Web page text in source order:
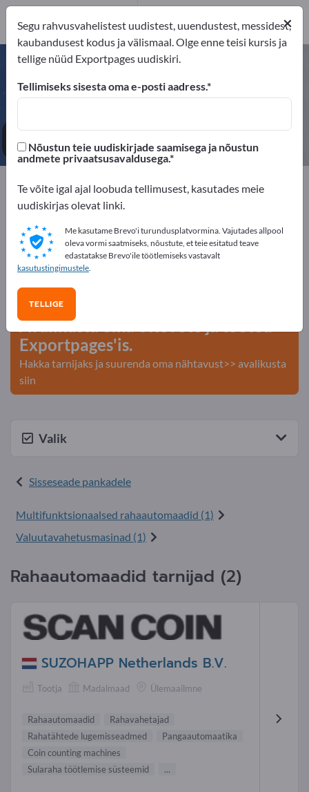
Rahaautomaadid – leidke tootjaid
ja tarnijaid
2
Tootja
Exportpages
Ettevõtte seadmed / Institutsionaalne sisustus
Sisseseade pankadele
Reklaamige tasuta Exportpages'is!
Vajadused – Pakkumised – Kasutatud kaubad –
Ärikontaktid >> alustage siit
Avalikusta oma ettevõte ja tooted
Exportpages'is.
Hakka tarnijaks ja suurenda oma nähtavust>> avalikusta
siin
Valik
Sisseseade pankadele
Multifunktsionaalsed rahaautomaadid (1)
Valuutavahetusmasinad (1)
Rahaautomaadid tarnijad (2)
SUZOHAPP Netherlands B.V.
Tootja Madalmaad Ülemaailmne
Rahaautomaadid
Rahavahetajad
Rahatähtede lugemisseadmed
Pangaautomaatika
Coin counting machines
Sularaha töötlemise süsteemid
...
×
Segu rahvusvahelistest uudistest, uuendustest, messidest,
kaubandusest kodus ja välismaal. Olge enne teisi kursis ja
tellige nüüd Exportpages uudiskiri.
Tellimiseks sisesta oma e-posti aadress.
Nõustun teie uudiskirjade saamisega ja nõustun
andmete privaatsusavaldusega.
Te võite igal ajal loobuda tellimusest, kasutades meie
uudiskirjas olevat linki.
Me kasutame Brevo'i turundusplatvormina. Vajutades allpool
oleva vormi saatmiseks, nõustute, et teie esitatud teave
edastatakse Brevo'ile töötlemiseks vastavalt
kasutustingimustele.
TELLIGE